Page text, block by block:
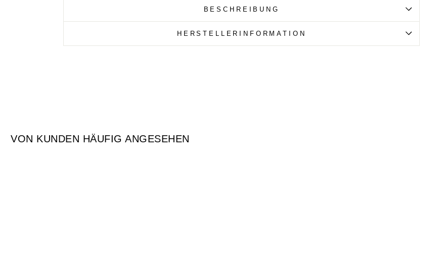
BESCHREIBUNG
HERSTELLERINFORMATION
VON KUNDEN HÄUFIG ANGESEHEN